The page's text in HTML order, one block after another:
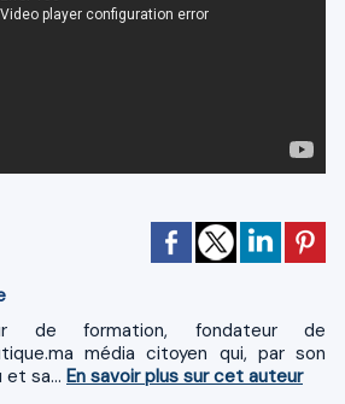
de formation, fondateur de
média citoyen qui, par son
sa... En savoir plus sur cet auteur